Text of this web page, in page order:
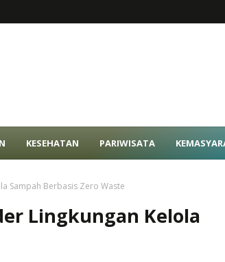
KESEHATAN PARIWISATA
Sampah Berbasis Zero Waste
Lingkungan Kelola